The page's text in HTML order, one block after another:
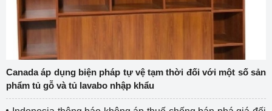
Canada áp dụng biện pháp tự vệ tạm thời đối với một số sản
phẩm tủ gỗ và tủ lavabo nhập khẩu